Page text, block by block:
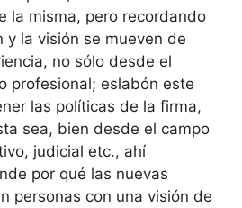
la misma, pero recordando
y la visión se mueven de
no sólo desde el
profesional; eslabón este
las políticas de la firma,
sea, bien desde el campo
judicial etc., ahí
por qué las nuevas
personas con una visión de